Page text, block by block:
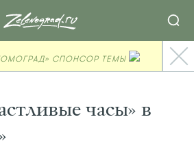
СПОНСОР ТЕМЫ
часы» в